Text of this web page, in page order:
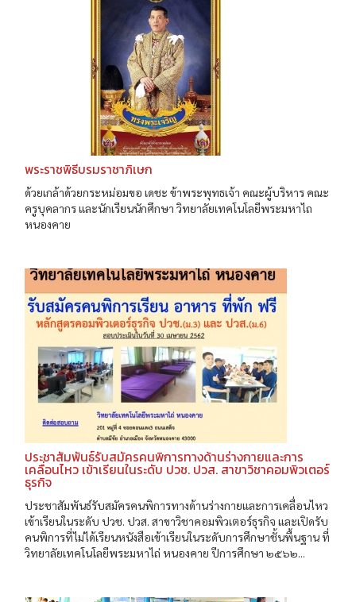
พระราชพิธีบรมราชาภิเษก
ด้วยเกล้าด้วยกระหม่อมขอ เดชะ ข้าพระพุทธเจ้า คณะผู้บริหาร คณะ
ครูบุคลากร และนักเรียนนักศึกษา วิทยาลัยเทคโนโลยีพระมหาไถ
หนองคาย
ประชาสัมพันธ์รับสมัครคนพิการทางด้านร่างกายและการ
เคลื่อนไหว เข้าเรียนในระดับ ปวช. ปวส. สาขาวิชาคอมพิวเตอร์
ธุรกิจ
ประชาสัมพันธ์รับสมัครคนพิการทางด้านร่างกายและการเคลื่อนไหว
เข้าเรียนในระดับ ปวช. ปวส. สาขาวิชาคอมพิวเตอร์ธุรกิจ และเปิดรับ
คนพิการที่ไม่ได้เรียนหนังสือเข้าเรียนในระดับการศึกษาชั้นพื้นฐาน ที่
วิทยาลัยเทคโนโลยีพระมหาไถ่ หนองคาย ปีการศึกษา ๒๕๖๒...